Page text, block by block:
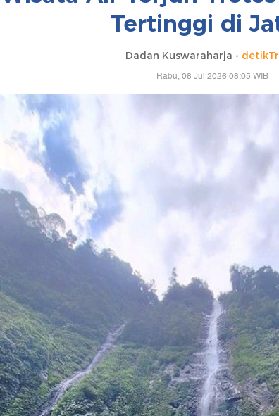
Tertinggi di
Dadan Kuswaraharja -
Rabu, 08 Jul 2026 08:05 WIB